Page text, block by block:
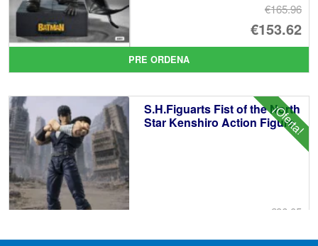
€165.96
El
€153.62
El
PRE ORDENA
¡Oferta!
S.H.Figuarts Fist of the North
Star Kenshiro Action Figure
€86.05